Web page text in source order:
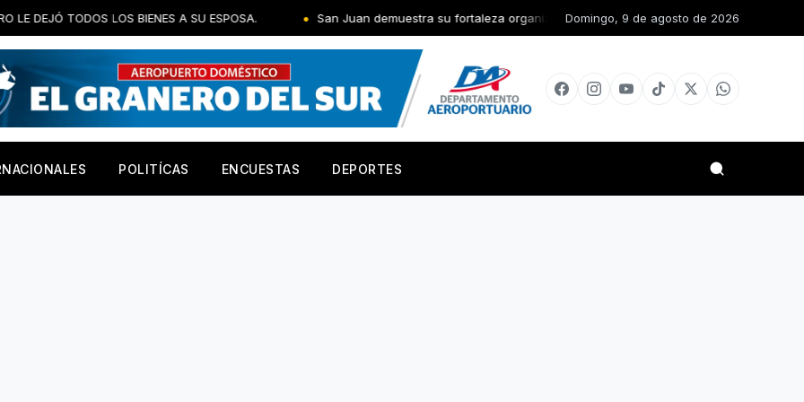
BIENES A SU ESPOSA. San Juan demuestra su fortaleza organizativa en jornada nacional de Esfuerzo Concentrado del PLD
Domingo, 9 de agosto de 2026
POLITÍCAS ENCUESTAS DEPORTES